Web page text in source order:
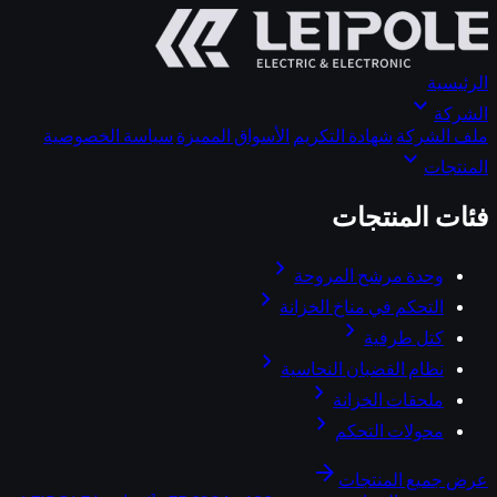
الرئيسية
الشركة expand_more
ملف الشركة شهادة التكريم الأسواق المميزة سياسة الخصوصية
المنتجات expand_more
فئات المنتجات
وحدة مرشح المروحة chevron_right
التحكم في مناخ الخزانة chevron_right
كتل طرفية chevron_right
نظام القضبان النحاسية chevron_right
ملحقات الخزانة chevron_right
محولات التحكم chevron_right
عرض جميع المنتجات arrow_forward